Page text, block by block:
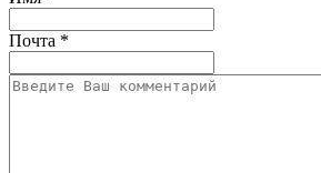
Почта *